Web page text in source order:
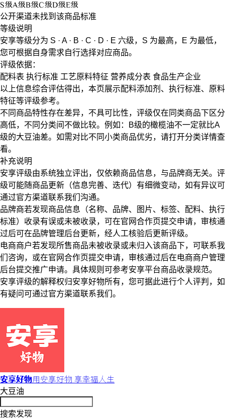
S级A级B级C级D级E级
公开渠道未找到该商品标准
等级说明
安享等级分为 S · A · B · C · D · E 六级， S 为最高， E 为最低，
您可根据自身需求自行选择对应商品。
评级依据：
配料表 执行标准 工艺原料特征 营养成分表 食品生产企业
以上信息综合评估得出，本页展示配料添加剂 、 执行标准、 原料
特征等评级参考。
不同商品特性存在差异，不具可比性，评级仅在 同类商品下区分
高低，不同分类间不做比较。例如：B级的橄榄油不一定就比A
级的大豆油差。如需对比不同小类商品优劣，请打开分类详情查
看。
补充说明
安享评级由系统独立评出，仅依赖商品信息， 与品牌商无关。评
级可能随商品更新（信息完善、迭代）有细微变动，如有异议可
通过官方渠道联系我们沟通。
品牌商若发现商品信息（名称、品牌、图片、标签、配料、执行
标准）收录有误或未被收录，可在官网合作页提交申请，审核通
过后可在品牌管理后台更新，经人工核验后更新评级。
电商商户若发现所售商品未被收录或未归入该商品下，可联系我
们咨询，或在官网合作页提交申请，审核通过后在电商商户管理
后台提交推广申请。具体规则可参考安享平台商品收录规范。
安享评级的解释权归安享好物所有，您可据此进行个人评判，如
有疑问可通过官方渠道联系我们。
安享好物用安享好物 享幸福人生
大豆油
搜索发现